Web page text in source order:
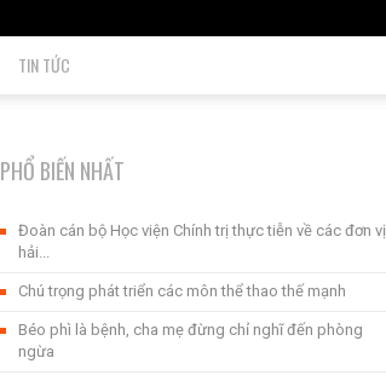
TIN TỨC
PHỔ BIẾN NHẤT
Đoàn cán bộ Học viện Chính trị thực tiễn về các đơn vị
hải...
Chú trọng phát triển các môn thể thao thế mạnh
Béo phì là bệnh, cha mẹ đừng chỉ nghĩ đến phòng
ngừa